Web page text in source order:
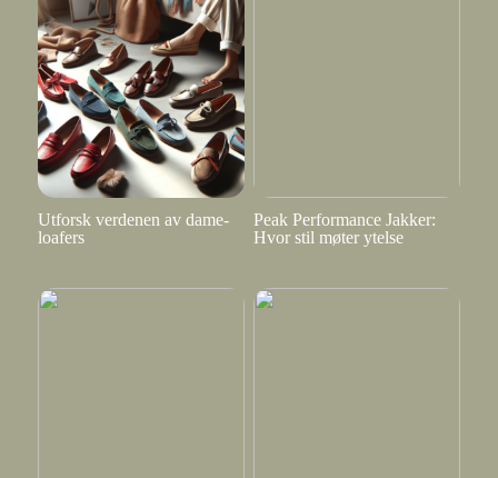
Utforsk verdenen av dame-
loafers
Peak Performance Jakker:
Hvor stil møter ytelse